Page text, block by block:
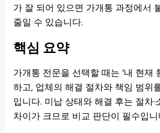
가 잘 되어 있으면 가개통 과정에서
줄일 수 있습니다.
핵심 요약
가개통 전문을 선택할 때는 ‘내 현재
하고, 업체의 해결 절차와 책임 범위
입니다. 미납 상태와 해결 후는 절차·
차이가 크므로 비교 판단이 필수입니